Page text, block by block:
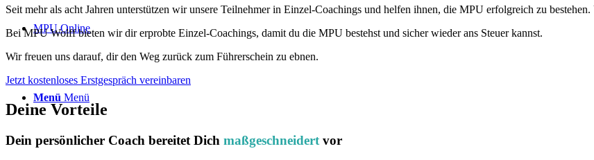
MPU Online
Menü Menü
Seit mehr als acht Jahren unterstützen wir unsere Teilnehmer in Einzel-Coachings und helfen ihnen, die MPU erfolgreich zu
Bei MPU Wolff bieten wir dir erprobte Einzel-Coachings, damit du die MPU bestehst und sicher wieder ans Steuer kannst.
Wir freuen uns darauf, dir den Weg zurück zum Führerschein zu ebnen.
Jetzt kostenloses Erstgespräch vereinbaren
Deine Vorteile
Dein persönlicher Coach bereitet Dich maßgeschneidertvor